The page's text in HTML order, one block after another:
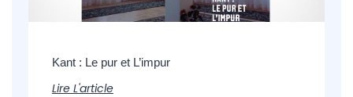
Kant : Le pur et L’impur
Lire L'article